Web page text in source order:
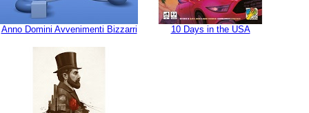
Anno Domini Avvenimenti Bizzarri 10 Days in the USA